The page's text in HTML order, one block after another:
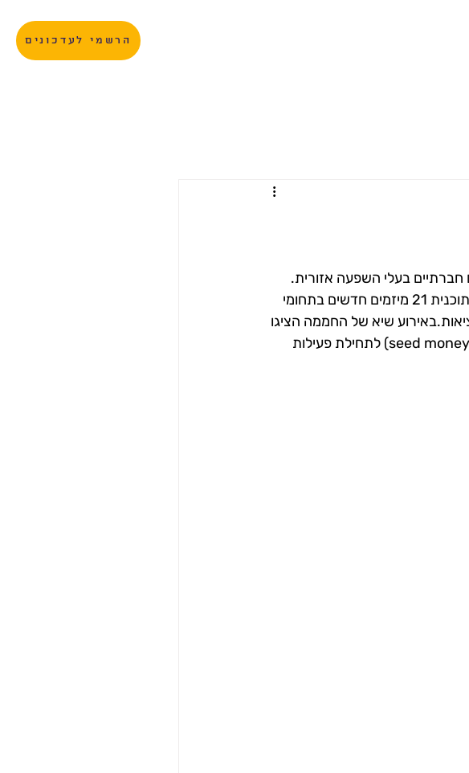
הרשמי לעדכונים
חברתיים בעלי השפעה אזורית.
באמצעות חממת יזמות, במהלך השנה החולפת, הקימו המשתתפות בתוכנית 21 מיזמים חדשים בתחומי
שיא של החממה הציגו
היזמות בפני ועדת תומכים של התכנית וחלקן אף קיבלו מימון ראשוני (seed money) לתחילת פעילות